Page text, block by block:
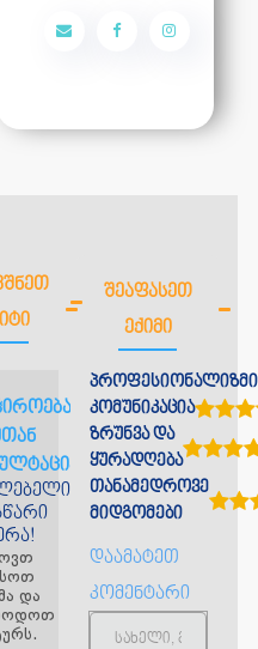
და
ᲨᲔᲐᲤᲐᲡᲔᲗ
ᲔᲥᲘᲛᲘ
პროფესიონალიზმი
კომუნიკაცია
ზრუნვა და
ყურადღება
თანამედროვე
მიდგომები
დაამატეთ
კომენტარი